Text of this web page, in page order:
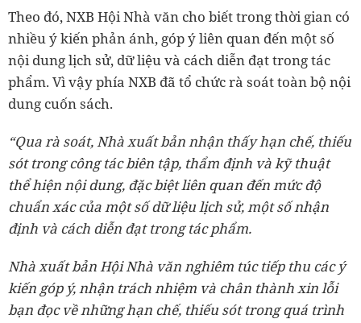
Theo đó, NXB Hội Nhà văn cho biết trong thời gian có
nhiều ý kiến phản ánh, góp ý liên quan đến một số
nội dung lịch sử, dữ liệu và cách diễn đạt trong tác
phẩm. Vì vậy phía NXB đã tổ chức rà soát toàn bộ nội
dung cuốn sách.
“Qua rà soát, Nhà xuất bản nhận thấy hạn chế, thiếu
sót trong công tác biên tập, thẩm định và kỹ thuật
thể hiện nội dung, đặc biệt liên quan đến mức độ
chuẩn xác của một số dữ liệu lịch sử, một số nhận
định và cách diễn đạt trong tác phẩm.
Nhà xuất bản Hội Nhà văn nghiêm túc tiếp thu các ý
kiến góp ý, nhận trách nhiệm và chân thành xin lỗi
bạn đọc về những hạn chế, thiếu sót trong quá trình